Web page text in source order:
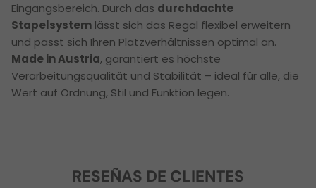
Eingangsbereich. Durch das durchdachte
Stapelsystem lässt sich das Regal flexibel erweitern
und passt sich Ihren Platzverhältnissen optimal an.
Made in Austria, garantiert es höchste
Verarbeitungsqualität und Stabilität – ideal für alle, die
Wert auf Ordnung, Stil und Funktion legen.
RESEÑAS DE CLIENTES